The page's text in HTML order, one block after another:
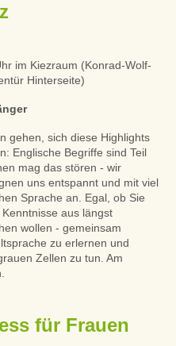
im Kiezraum (Konrad-Wolf-
Hinterseite)
gehen, sich diese Highlights
Englische Begriffe sind Teil
mag das stören - wir
uns entspannt und mit viel
Sprache an. Egal, ob Sie
aus längst
wollen - gemeinsam
zu erlernen und
Zellen zu tun. Am
für Frauen